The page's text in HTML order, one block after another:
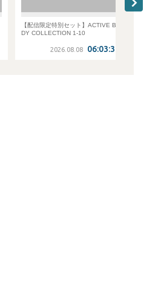
【配信限定特別セット】ACTIVE BO
DY COLLECTION 1-10
2026.08.08 06:03:34